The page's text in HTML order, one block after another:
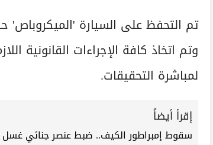
تم التحفظ على السيارة 'الميكروباص'
وتم اتخاذ كافة الإجراءات القانونية
لمباشرة التحقيقات.
إقرأ أيضاً
سقوط إمبراطور الكيف.. ضبط عنصر جنائي غسل 190 مليون جنيه من تجارة السموم